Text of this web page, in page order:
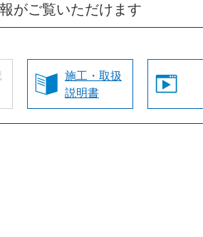
がご覧いただけます
施工・取扱
説明書